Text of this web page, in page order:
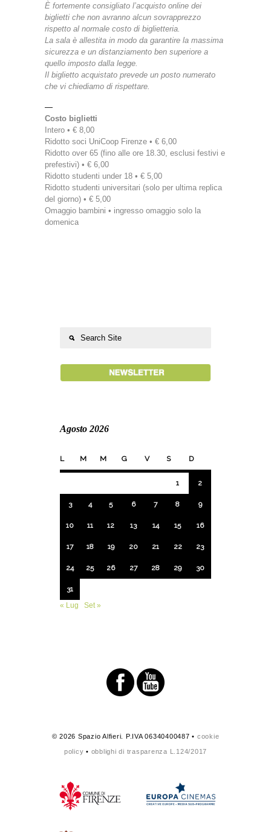
È fortemente consigliato l’acquisto online dei
biglietti che non avranno alcun sovrapprezzo
rispetto al normale costo di biglietteria.
La sala è allestita in modo da garantire la massima
sicurezza e un distanziamento ben superiore a
quello imposto dalla legge.
Il biglietto acquistato prevede un posto numerato
che vi chiediamo di rispettare.
—
Costo biglietti
Intero • € 8,00
Ridotto soci UniCoop Firenze • € 6,00
Ridotto over 65 (fino alle ore 18.30, esclusi festivi e
prefestivi) • € 6,00
Ridotto studenti under 18 • € 5,00
Ridotto studenti universitari (solo per ultima replica
del giorno) • € 5,00
Omaggio bambini • ingresso omaggio solo la
domenica
Agosto 2026
L M M G V S D
1 2
3 4 5 6 7 8 9
10 11 12 13 14 15 16
17 18 19 20 21 22 23
24 25 26 27 28 29 30
31
« Lug
Set »
© 2026 Spazio Alfieri. P.IVA 06340400487 • cookie
policy • obblighi di trasparenza L.124/2017